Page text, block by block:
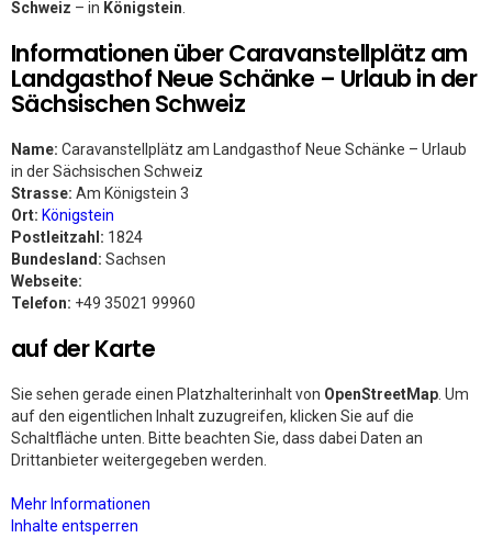
Schweiz – in Königstein
Informationen über Caravanstellplätz am
Landgasthof Neue Schänke – Urlaub in der
Sächsischen Schweiz
Name: Caravanstellplätz am Landgasthof Neue Schänke – Urlaub
in der Sächsischen Schweiz
Strasse: Am Königstein 3
Ort: Königstein
Postleitzahl: 1824
Bundesland: Sachsen
Webseite:
Telefon: +49 35021 99960
auf der Karte
Sie sehen gerade einen Platzhalterinhalt von OpenStreetMap . Um
auf den eigentlichen Inhalt zuzugreifen, klicken Sie auf die
Schaltfläche unten. Bitte beachten Sie, dass dabei Daten an
Drittanbieter weitergegeben werden.
Mehr Informationen
Inhalte entsperren